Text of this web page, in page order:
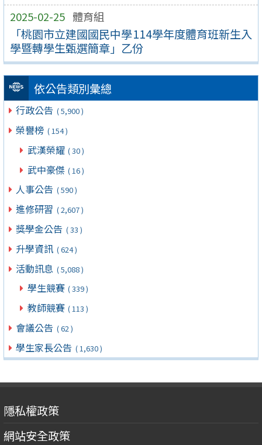
2025-02-25 體育組
「桃園市立建國國民中學114學年度體育班新生入
學暨轉學生甄選簡章」乙份
依公告類別彙總
行政公告 ( 5,900 )
榮譽榜 ( 154 )
武漢榮耀 ( 30 )
武中豪傑 ( 16 )
人事公告 ( 590 )
進修研習 ( 2,607 )
獎學金公告 ( 33 )
升學資訊 ( 624 )
活動訊息 ( 5,088 )
學生競賽 ( 339 )
教師競賽 ( 113 )
會議公告 ( 62 )
學生家長公告 ( 1,630 )
隱私權政策
網站安全政策